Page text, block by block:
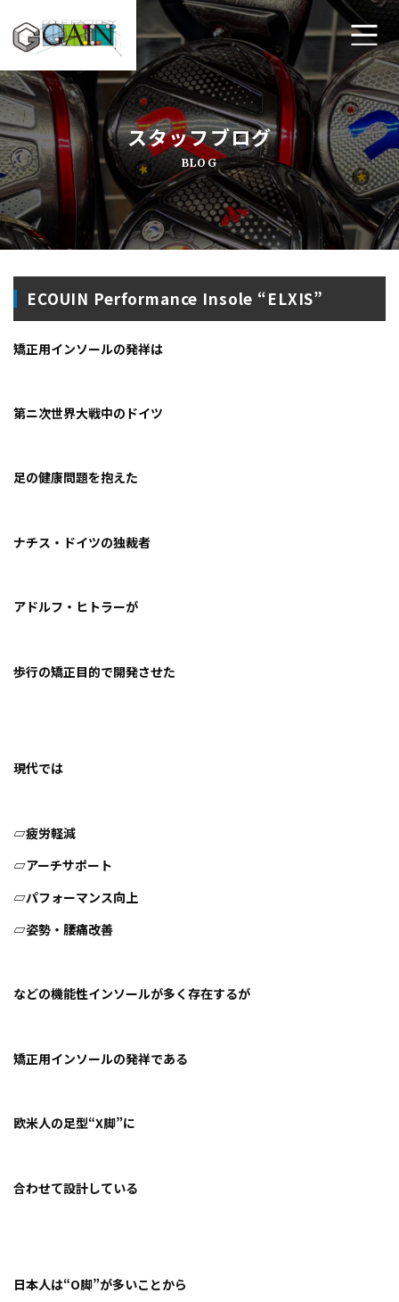
ホーム
ゴルフ工房ゲインについて
工房メニュー
アクセス・店舗案内
よくあるご質問
お知らせ
事例紹介
スタッフブログ
BLOG
ECOUIN Performance Insole “ELXIS”
矯正用インソールの発祥は
第ニ次世界大戦中のドイツ
足の健康問題を抱えた
ナチス・ドイツの独裁者
アドルフ・ヒトラーが
歩行の矯正目的で開発させた
現代では
▱疲労軽減
▱アーチサポート
▱パフォーマンス向上
▱姿勢・腰痛改善
などの機能性インソールが多く存在するが
矯正用インソールの発祥である
欧米人の足型“X脚”に
合わせて設計している
日本人は“O脚”が多いことから